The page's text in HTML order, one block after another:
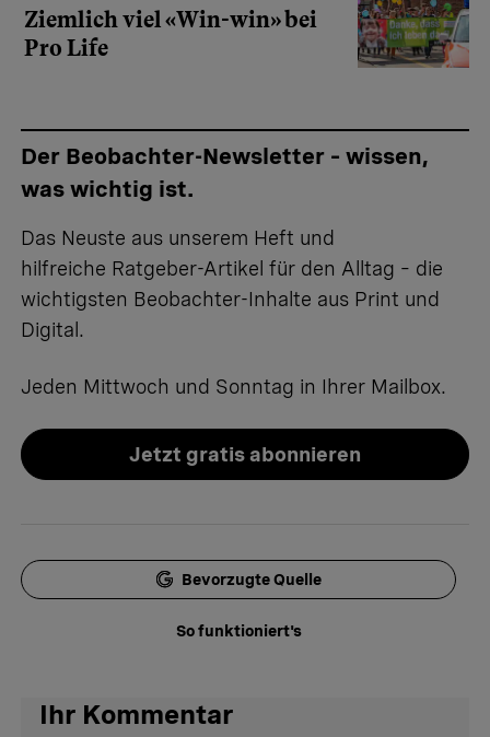
Ziemlich viel «Win-win» bei
Pro Life
Der Beobachter-Newsletter – wissen,
was wichtig ist.
Das Neuste aus unserem Heft und
hilfreiche Ratgeber-Artikel für den Alltag – die
wichtigsten Beobachter-Inhalte aus Print und
Digital.
Jeden Mittwoch und Sonntag in Ihrer Mailbox.
Jetzt gratis abonnieren
Bevorzugte Quelle
So funktioniert's
Ihr Kommentar